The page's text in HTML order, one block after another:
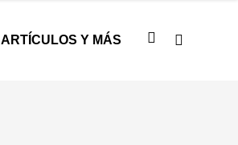
ARTÍCULOS Y MÁS